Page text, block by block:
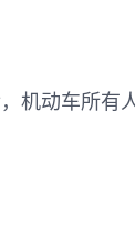
机动车所有